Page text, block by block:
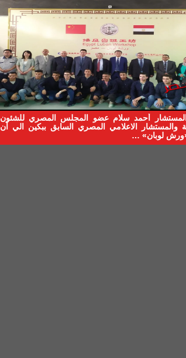
أحمد سلام عضو المجلس المصري للشئون
والمستشار الاعلامي المصري السابق ببكين الي أن
لوبان» …